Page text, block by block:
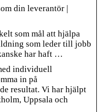
din leverantör |
som mål att hjälpa
som leder till jobb
har haft …
individuell
in på
resultat. Vi har hjälpt
Uppsala och